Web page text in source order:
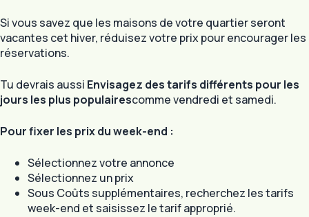
Si vous savez que les maisons de votre quartier seront
vacantes cet hiver, réduisez votre prix pour encourager les
réservations.
Tu devrais aussi Envisagez des tarifs différents pour les
jours les plus populairescomme vendredi et samedi.
Pour fixer les prix du week-end :
Sélectionnez votre annonce
Sélectionnez un prix
Sous Coûts supplémentaires, recherchez les tarifs
week-end et saisissez le tarif approprié.